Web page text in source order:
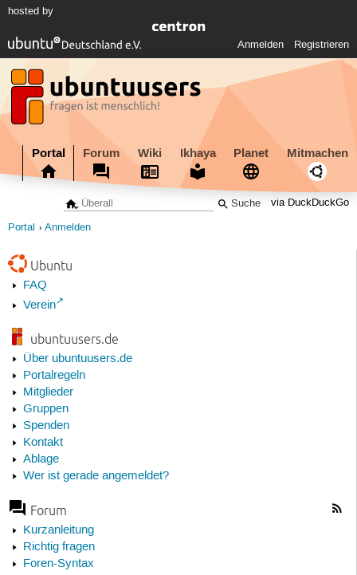
hosted by
Anmelden Registrieren
Portal Forum Wiki Ikhaya Planet Mitmachen
via DuckDuckGo
Portal Anmelden
Ubuntu
FAQ
Verein
ubuntuusers.de
Über ubuntuusers.de
Portalregeln
Mitglieder
Gruppen
Spenden
Kontakt
Ablage
Wer ist gerade angemeldet?
Forum
Kurzanleitung
Richtig fragen
Foren-Syntax